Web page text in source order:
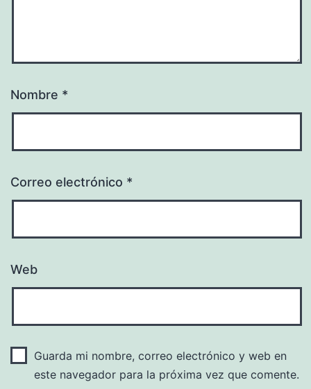
Nombre *
Correo electrónico *
Web
Guarda mi nombre, correo electrónico y web en
este navegador para la próxima vez que comente.